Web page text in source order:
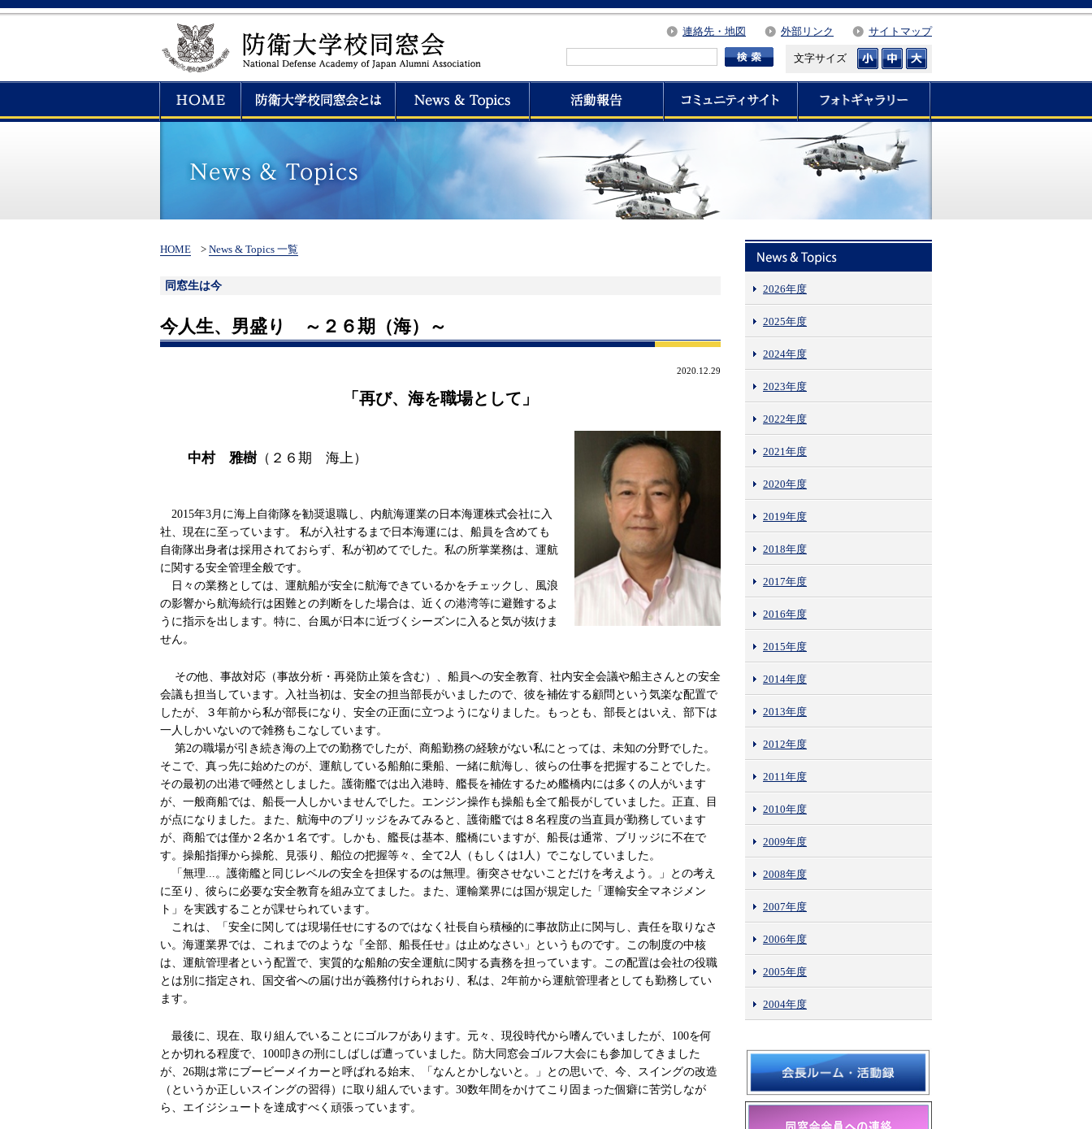
連絡先・地図 外部リンク サイトマップ
文字サイズ
HOME > News & Topics 一覧
同窓生は今
今人生、男盛り ～２６期（海）～
2020.12.29
「再び、海を職場として」
中村 雅樹（２６期 海上）
2015年3月に海上自衛隊を勧奨退職し、内航海運業の日本海運株式会社に入
社、現在に至っています。 私が入社するまで日本海運には、船員を含めても
自衛隊出身者は採用されておらず、私が初めてでした。私の所掌業務は、運航
に関する安全管理全般です。
日々の業務としては、運航船が安全に航海できているかをチェックし、風浪
の影響から航海続行は困難との判断をした場合は、近くの港湾等に避難するよ
うに指示を出します。特に、台風が日本に近づくシーズンに入ると気が抜けま
せん。
その他、事故対応（事故分析・再発防止策を含む）、船員への安全教育、社内安全会議や船主さんとの安全
会議も担当しています。入社当初は、安全の担当部長がいましたので、彼を補佐する顧問という気楽な配置で
したが、３年前から私が部長になり、安全の正面に立つようになりました。もっとも、部長とはいえ、部下は
一人しかいないので雑務もこなしています。
第2の職場が引き続き海の上での勤務でしたが、商船勤務の経験がない私にとっては、未知の分野でした。
そこで、真っ先に始めたのが、運航している船舶に乗船、一緒に航海し、彼らの仕事を把握することでした。
その最初の出港で唖然としました。護衛艦では出入港時、艦長を補佐するため艦橋内には多くの人がいます
が、一般商船では、船長一人しかいませんでした。エンジン操作も操船も全て船長がしていました。正直、目
が点になりました。また、航海中のブリッジをみてみると、護衛艦では８名程度の当直員が勤務しています
が、商船では僅か２名か１名です。しかも、艦長は基本、艦橋にいますが、船長は通常、ブリッジに不在で
す。操船指揮から操舵、見張り、船位の把握等々、全て2人（もしくは1人）でこなしていました。
「無理...。護衛艦と同じレベルの安全を担保するのは無理。衝突させないことだけを考えよう。」との考え
に至り、彼らに必要な安全教育を組み立てました。また、運輸業界には国が規定した「運輸安全マネジメン
ト」を実践することが課せられています。
これは、「安全に関しては現場任せにするのではなく社長自ら積極的に事故防止に関与し、責任を取りなさ
い。海運業界では、これまでのような『全部、船長任せ』は止めなさい」というものです。この制度の中核
は、運航管理者という配置で、実質的な船舶の安全運航に関する責務を担っています。この配置は会社の役職
とは別に指定され、国交省への届け出が義務付けられおり、私は、2年前から運航管理者としても勤務してい
ます。
最後に、現在、取り組んでいることにゴルフがあります。元々、現役時代から嗜んでいましたが、100を何
とか切れる程度で、100叩きの刑にしばしば遭っていました。防大同窓会ゴルフ大会にも参加してきました
が、26期は常にブービーメイカーと呼ばれる始末、「なんとかしないと。」との思いで、今、スイングの改造
（というか正しいスイングの習得）に取り組んでいます。30数年間をかけてこり固まった個癖に苦労しなが
ら、エイジシュートを達成すべく頑張っています。
2026年度
2025年度
2024年度
2023年度
2022年度
2021年度
2020年度
2019年度
2018年度
2017年度
2016年度
2015年度
2014年度
2013年度
2012年度
2011年度
2010年度
2009年度
2008年度
2007年度
2006年度
2005年度
2004年度